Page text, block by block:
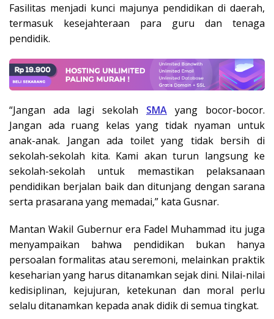
Fasilitas menjadi kunci majunya pendidikan di daerah,
termasuk kesejahteraan para guru dan tenaga
pendidik.
“Jangan ada lagi sekolah SMA yang bocor-bocor.
Jangan ada ruang kelas yang tidak nyaman untuk
anak-anak. Jangan ada toilet yang tidak bersih di
sekolah-sekolah kita. Kami akan turun langsung ke
sekolah-sekolah untuk memastikan pelaksanaan
pendidikan berjalan baik dan ditunjang dengan sarana
serta prasarana yang memadai,” kata Gusnar.
Mantan Wakil Gubernur era Fadel Muhammad itu juga
menyampaikan bahwa pendidikan bukan hanya
persoalan formalitas atau seremoni, melainkan praktik
keseharian yang harus ditanamkan sejak dini. Nilai-nilai
kedisiplinan, kejujuran, ketekunan dan moral perlu
selalu ditanamkan kepada anak didik di semua tingkat.